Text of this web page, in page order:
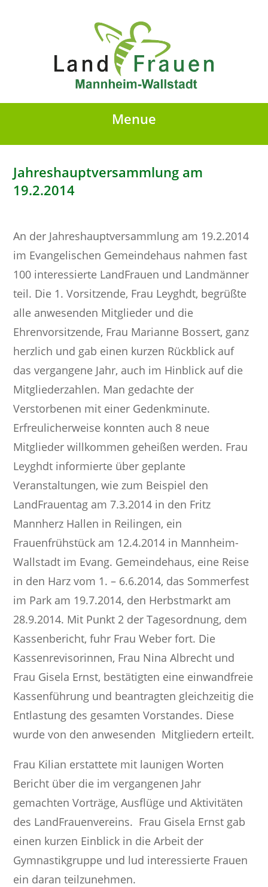
Menue
Jahreshauptversammlung am
19.2.2014
An der Jahreshauptversammlung am 19.2.2014
im Evangelischen Gemeindehaus nahmen fast
100 interessierte LandFrauen und Landmänner
teil. Die 1. Vorsitzende, Frau Leyghdt, begrüßte
alle anwesenden Mitglieder und die
Ehrenvorsitzende, Frau Marianne Bossert, ganz
herzlich und gab einen kurzen Rückblick auf
das vergangene Jahr, auch im Hinblick auf die
Mitgliederzahlen. Man gedachte der
Verstorbenen mit einer Gedenkminute.
Erfreulicherweise konnten auch 8 neue
Mitglieder willkommen geheißen werden. Frau
Leyghdt informierte über geplante
Veranstaltungen, wie zum Beispiel den
LandFrauentag am 7.3.2014 in den Fritz
Mannherz Hallen in Reilingen, ein
Frauenfrühstück am 12.4.2014 in Mannheim-
Wallstadt im Evang. Gemeindehaus, eine Reise
in den Harz vom 1. – 6.6.2014, das Sommerfest
im Park am 19.7.2014, den Herbstmarkt am
28.9.2014. Mit Punkt 2 der Tagesordnung, dem
Kassenbericht, fuhr Frau Weber fort. Die
Kassenrevisorinnen, Frau Nina Albrecht und
Frau Gisela Ernst, bestätigten eine einwandfreie
Kassenführung und beantragten gleichzeitig die
Entlastung des gesamten Vorstandes. Diese
wurde von den anwesenden Mitgliedern erteilt.
Frau Kilian erstattete mit launigen Worten
Bericht über die im vergangenen Jahr
gemachten Vorträge, Ausflüge und Aktivitäten
des LandFrauenvereins. Frau Gisela Ernst gab
einen kurzen Einblick in die Arbeit der
Gymnastikgruppe und lud interessierte Frauen
ein daran teilzunehmen.